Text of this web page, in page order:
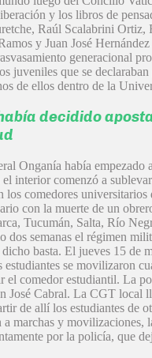
y los libros de
Raúl Scalabrini Ortiz,
y Juan José
generacional
juveniles que se
de ellos dentro de la
decidido
Onganía había empezado
el interior comenzó a
los comedores universitarios
con la muerte de un
Tucumán, Salta, Río
dos semanas el régimen
basta. El jueves 15 de
estudiantes se movilizaron
el comedor estudiantil. La
José Cabral. La CGT local
de allí los estudiantes de
marchas y movilizaciones,
por la policía, que